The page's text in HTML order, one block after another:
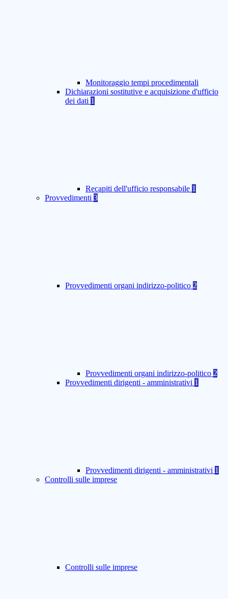
Monitoraggio tempi procedimentali
Dichiarazioni sostitutive e acquisizione d'ufficio
dei dati 1
Recapiti dell'ufficio responsabile 1
Provvedimenti 3
Provvedimenti organi indirizzo-politico 2
Provvedimenti organi indirizzo-politico 2
Provvedimenti dirigenti - amministrativi 1
Provvedimenti dirigenti - amministrativi 1
Controlli sulle imprese
Controlli sulle imprese